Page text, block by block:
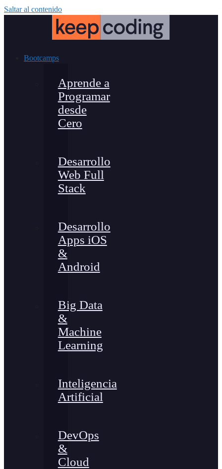
Saltar al contenido
Bootcamps
Aprende a
Programar
desde
Cero
Desarrollo
Web Full
Stack
Desarrollo
Apps iOS
&
Android
Big Data
&
Machine
Learning
Inteligencia
Artificial
DevOps
&
Cloud